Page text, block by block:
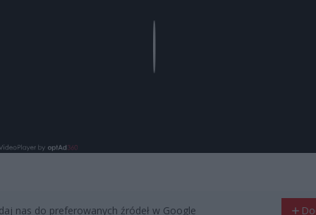
nas do preferowanych źródeł w Google